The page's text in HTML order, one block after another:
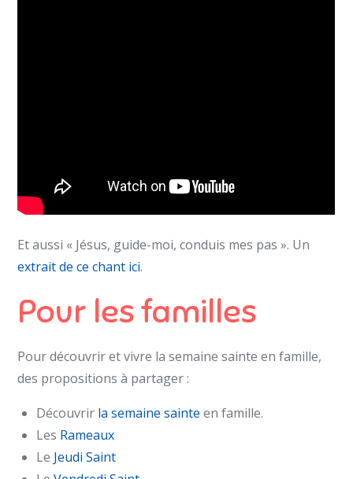
Et aussi « Jésus, guide-moi, conduis mes pas ». Un
extrait de ce chant ici.
Pour les familles
Pour découvrir et vivre la semaine sainte en famille,
des propositions à partager :
Découvrir la semaine sainte en famille.
Les Rameaux
Le Jeudi Saint